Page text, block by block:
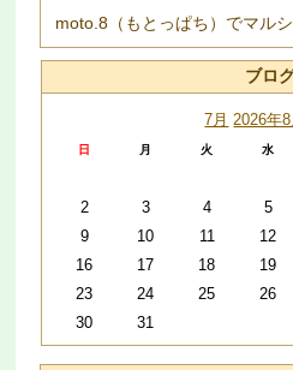
moto.8（もとっぱち）でマルシ
ブロ
7月 2026年8
日 月 火 水
2
3 4 5
9
10 11 12
16
17 18 19
23
24 25 26
30
31